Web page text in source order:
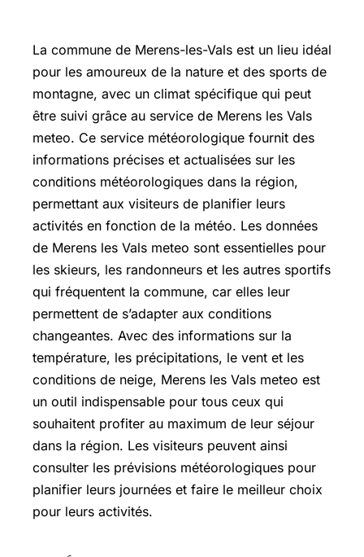
La commune de Merens-les-Vals est un lieu idéal
pour les amoureux de la nature et des sports de
montagne, avec un climat spécifique qui peut
être suivi grâce au service de Merens les Vals
meteo. Ce service météorologique fournit des
informations précises et actualisées sur les
conditions météorologiques dans la région,
permettant aux visiteurs de planifier leurs
activités en fonction de la météo. Les données
de Merens les Vals meteo sont essentielles pour
les skieurs, les randonneurs et les autres sportifs
qui fréquentent la commune, car elles leur
permettent de s’adapter aux conditions
changeantes. Avec des informations sur la
température, les précipitations, le vent et les
conditions de neige, Merens les Vals meteo est
un outil indispensable pour tous ceux qui
souhaitent profiter au maximum de leur séjour
dans la région. Les visiteurs peuvent ainsi
consulter les prévisions météorologiques pour
planifier leurs journées et faire le meilleur choix
pour leurs activités.